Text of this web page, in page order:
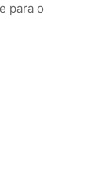
para o